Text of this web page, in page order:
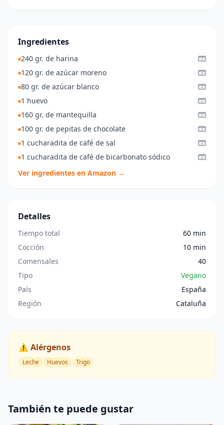
Ingredientes
240 gr. de harina
120 gr. de azúcar moreno
80 gr. de azúcar blanco
1 huevo
160 gr. de mantequilla
100 gr. de pepitas de chocolate
1 cucharadita de café de sal
1 cucharadita de café de bicarbonato sódico
Ver ingredientes en Amazon →
Detalles
Tiempo total
60 min
Cocción
10 min
Comensales
40
Tipo
Vegano
País
España
Región
Cataluña
⚠️ Alérgenos
Leche Huevos Trigo
También te puede gustar